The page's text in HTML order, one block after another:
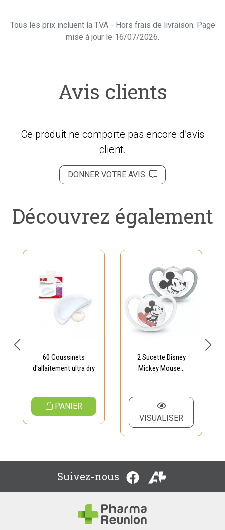
Tous les prix incluent la TVA - Hors frais de livraison. Page
mise à jour le 16/07/2026.
Avis clients
Ce produit ne comporte pas encore d’avis
client.
DONNER VOTRE AVIS
Découvrez également
60 Coussinets
d'allaitement ultra dry
PANIER
2 Sucette Disney
Mickey Mouse...
VISUALISER
Suivez-nous